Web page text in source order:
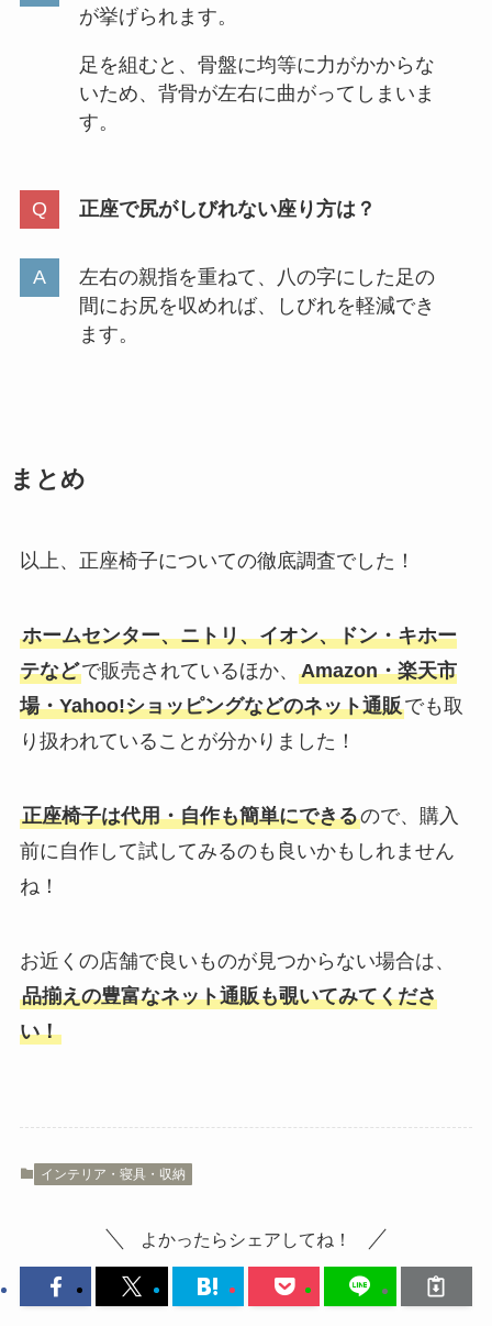
が挙げられます。
足を組むと、骨盤に均等に力がかからな
いため、背骨が左右に曲がってしまいま
す。
正座で尻がしびれない座り方は？
左右の親指を重ねて、八の字にした足の
間にお尻を収めれば、しびれを軽減でき
ます。
まとめ
以上、正座椅子についての徹底調査でした！
ホームセンター、ニトリ、イオン、ドン・キホー
テなどで販売されているほか、 Amazon・楽天市
場・Yahoo!ショッピングなどのネット通販でも取
り扱われていることが分かりました！
正座椅子は代用・自作も簡単にできるので、購入
前に自作して試してみるのも良いかもしれません
ね！
お近くの店舗で良いものが見つからない場合は、
品揃えの豊富なネット通販も覗いてみてくださ
い！
インテリア・寝具・収納
よかったらシェアしてね！